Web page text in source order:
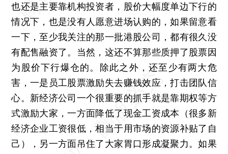
也还是主要靠机构投资者，股价大幅度单边下行的
情况下，也是没有人愿意进场认购的，如果留意看
一下，至少我关注的那一批港股公司，都有很久没
有配售融资了。当然，这还不算那些质押了股票因
为股价下行爆仓的。除此之外，还至少有两大危
害，一是员工股票激励失去赚钱效应，打击团队信
心。新经济公司一个很重要的抓手就是靠期权等方
式激励大家，一方面降低了现金工资成本（很多新
经济企业工资很低，相当于用市场的资源补贴了自
己），另一方面吊住了大家胃口形成凝聚力。如果